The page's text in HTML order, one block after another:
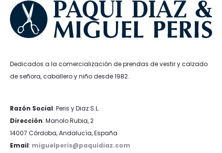
Dedicados a la comercialización de prendas de vestir y calzado
de señora, caballero y niño desde 1982.
Razón Social: Peris y Diaz S.L.
Dirección: Manolo Rubia, 2
14007 Córdoba, Andalucía, España
Email: miguelperis@paquidiaz.com